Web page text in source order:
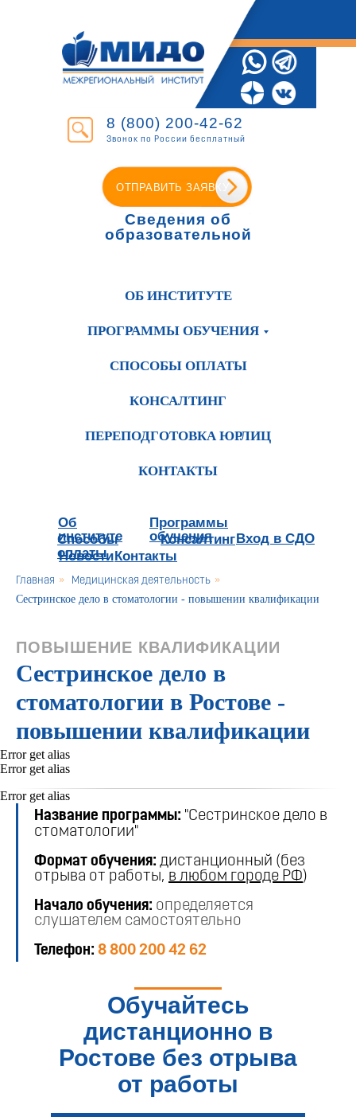
8 (800) 200-42-62
Звонок по России бесплатный
ОТПРАВИТЬ ЗАЯВКУ
Сведения об
образовательной
ОБ ИНСТИТУТЕ
ПРОГРАММЫ ОБУЧЕНИЯ
СПОСОБЫ ОПЛАТЫ
КОНСАЛТИНГ
ПЕРЕПОДГОТОВКА ЮРЛИЦ
КОНТАКТЫ
Об
институте
Программы
обучения
Способы
оплаты
Консалтинг
Новости
Вход в СДО
Контакты
Главная » Медицинская деятельность »
Сестринское дело в стоматологии - повышении квалификации
ПОВЫШЕНИЕ КВАЛИФИКАЦИИ
Сестринское дело в
стоматологии в Ростове -
повышении квалификации
Error get alias
Error get alias
Error get alias
Название программы: "Сестринское дело в
стоматологии"
Формат обучения: дистанционный (без
отрыва от работы, в любом городе РФ)
Начало обучения: определяется
слушателем самостоятельно
Телефон: 8 800 200 42 62
Обучайтесь
дистанционно в
Ростове без отрыва
от работы